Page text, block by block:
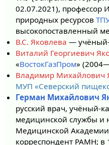
02.07.2021),
природных ресурсов
высокопоставленный
В.С. Яковлева —
Виталий Георгиевич
«ВостокГазПром»
Владимир Михайлович
МУП «Северский
Герман Михайлович
русский врач, учёный-
медицинской службы и
Медицинской
корреспондент РАМН;